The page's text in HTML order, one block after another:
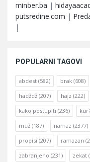
minber.ba |
putsredine.com |
|
POPULARNI TAGOVI
abdest (582) brak (608)
hadždž (207) hajz (222)
kako postupiti (236)
muž (187) namaz (2377)
propisi (207) ramazan
zabranjeno (231) zekat